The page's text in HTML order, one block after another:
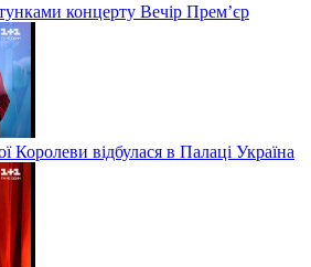
концерту Вечір Прем’єр
Королеви відбулася в Палаці Україна